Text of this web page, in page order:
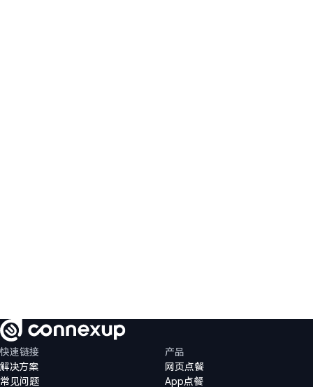
开始免费试用
产品
网页点餐
App点餐
快速链接
解决方案
常见问题